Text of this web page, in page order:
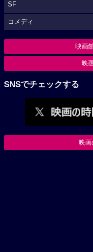
SF
コメディ
映画
映
SNSでチェックする
映画